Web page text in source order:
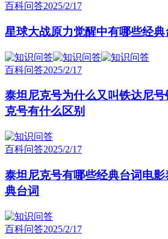
百科问答2025/2/17
星球大战原力觉醒中有哪些经典
百科问答2025/2/17
泰坦尼克号为什么又叫铁达尼
克号有什么区别
百科问答2025/2/17
泰坦尼克号有哪些经典台词电
典台词
百科问答2025/2/17